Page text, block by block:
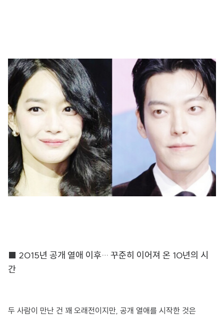
■ 2015년 공개 열애 이후… 꾸준히 이어져 온 10년의 시
간
두 사람이 만난 건 꽤 오래전이지만, 공개 열애를 시작한 것은